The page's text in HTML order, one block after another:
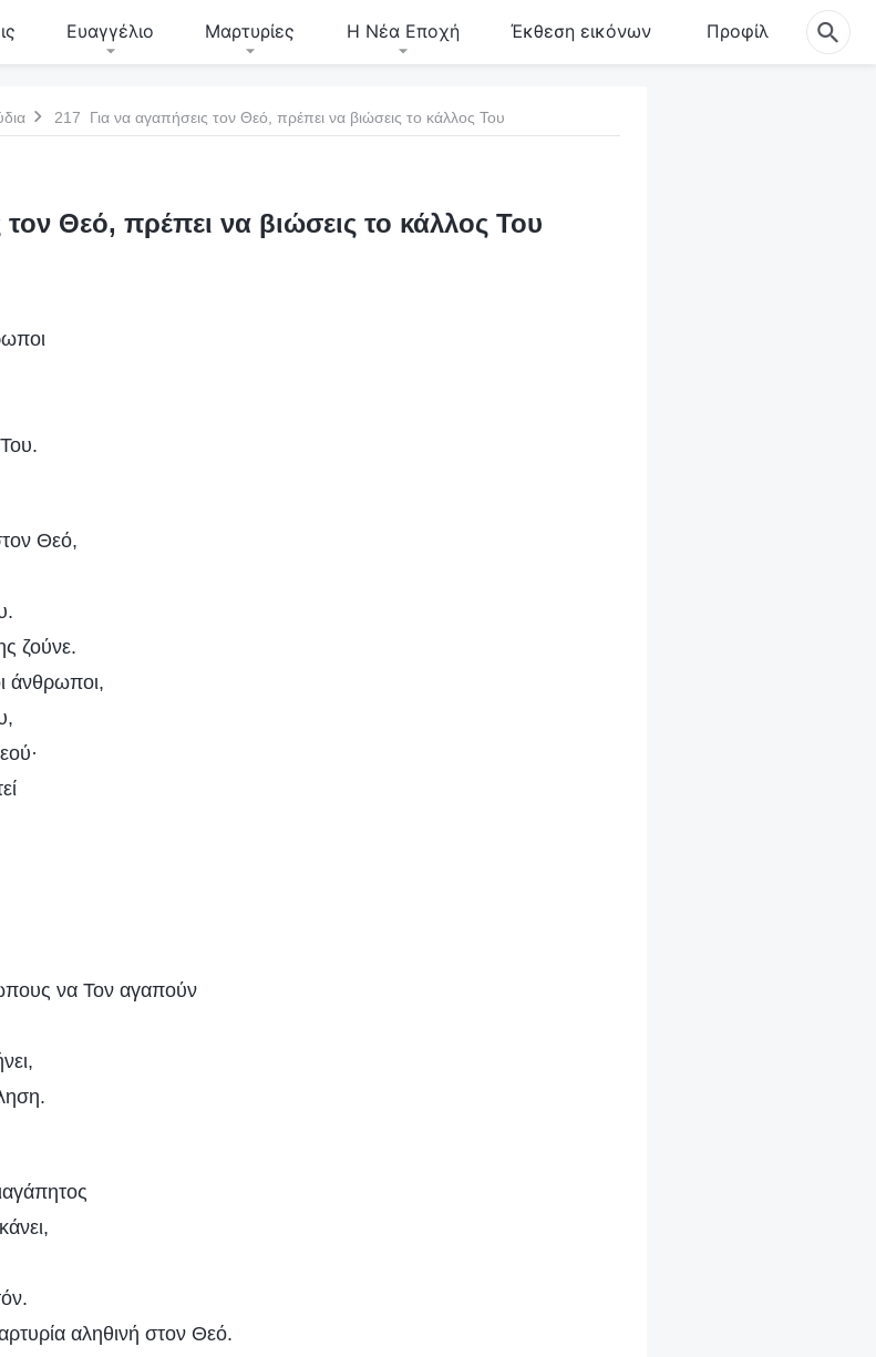
Ευαγγέλιο Μαρτυρίες Η Νέα Εποχή Έκθεση εικόνων Προφίλ
217 Για να αγαπήσεις τον Θεό, πρέπει να βιώσεις το κάλλος Του
Θεό, πρέπει να βιώσεις το κάλλος Του
Θεό,
ζούνε.
άνθρωποι,
να Τον αγαπούν
αληθινή στον Θεό.